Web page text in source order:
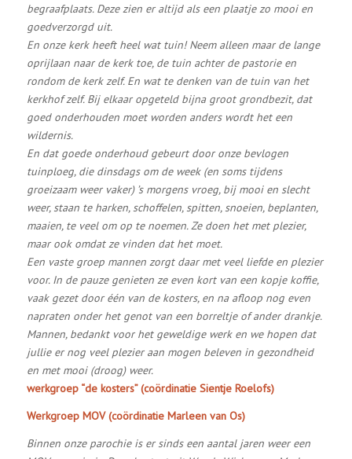
begraafplaats. Deze zien er altijd als een plaatje zo mooi en
goedverzorgd uit.
En onze kerk heeft heel wat tuin! Neem alleen maar de lange
oprijlaan naar de kerk toe, de tuin achter de pastorie en
rondom de kerk zelf. En wat te denken van de tuin van het
kerkhof zelf. Bij elkaar opgeteld bijna groot grondbezit, dat
goed onderhouden moet worden anders wordt het een
wildernis.
En dat goede onderhoud gebeurt door onze bevlogen
tuinploeg, die dinsdags om de week (en soms tijdens
groeizaam weer vaker) ’s morgens vroeg, bij mooi en slecht
weer, staan te harken, schoffelen, spitten, snoeien, beplanten,
maaien, te veel om op te noemen. Ze doen het met plezier,
maar ook omdat ze vinden dat het moet.
Een vaste groep mannen zorgt daar met veel liefde en plezier
voor. In de pauze genieten ze even kort van een kopje koffie,
vaak gezet door één van de kosters, en na afloop nog even
napraten onder het genot van een borreltje of ander drankje.
Mannen, bedankt voor het geweldige werk en we hopen dat
jullie er nog veel plezier aan mogen beleven in gezondheid
en met mooi (droog) weer.
werkgroep “de kosters” (coördinatie Sientje Roelofs)
Werkgroep MOV (coördinatie Marleen van Os)
Binnen onze parochie is er sinds een aantal jaren weer een